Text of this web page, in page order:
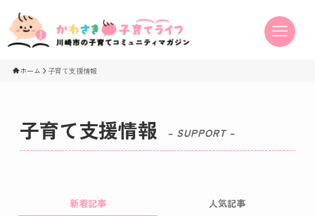
ホーム 子育て支援情報
子育て支援情報 – SUPPORT –
新着記事 人気記事